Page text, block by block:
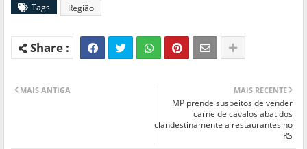
Tags Região
MAIS RECENTE
MP prende suspeitos de vender
carne de cavalos abatidos
clandestinamente a restaurantes no
RS
MAIS ANTIGA